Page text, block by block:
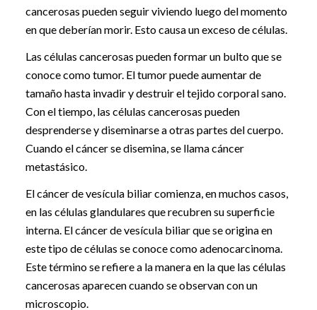
cancerosas pueden seguir viviendo luego del momento
en que deberían morir. Esto causa un exceso de células.
Las células cancerosas pueden formar un bulto que se
conoce como tumor. El tumor puede aumentar de
tamaño hasta invadir y destruir el tejido corporal sano.
Con el tiempo, las células cancerosas pueden
desprenderse y diseminarse a otras partes del cuerpo.
Cuando el cáncer se disemina, se llama cáncer
metastásico.
El cáncer de vesícula biliar comienza, en muchos casos,
en las células glandulares que recubren su superficie
interna. El cáncer de vesícula biliar que se origina en
este tipo de células se conoce como adenocarcinoma.
Este término se refiere a la manera en la que las células
cancerosas aparecen cuando se observan con un
microscopio.